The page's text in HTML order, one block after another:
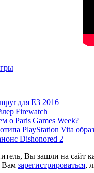
для E3 2016
Firewatch
о Paris Games Week?
PlayStation Vita
Dishonored 2
Вы зашли на сайт
Вам зарегистрироваться,